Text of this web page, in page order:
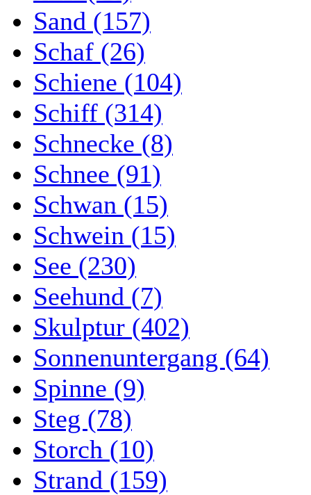
Sand (157)
Schaf (26)
Schiene (104)
Schiff (314)
Schnecke (8)
Schnee (91)
Schwan (15)
Schwein (15)
See (230)
Seehund (7)
Skulptur (402)
Sonnenuntergang (64)
Spinne (9)
Steg (78)
Storch (10)
Strand (159)